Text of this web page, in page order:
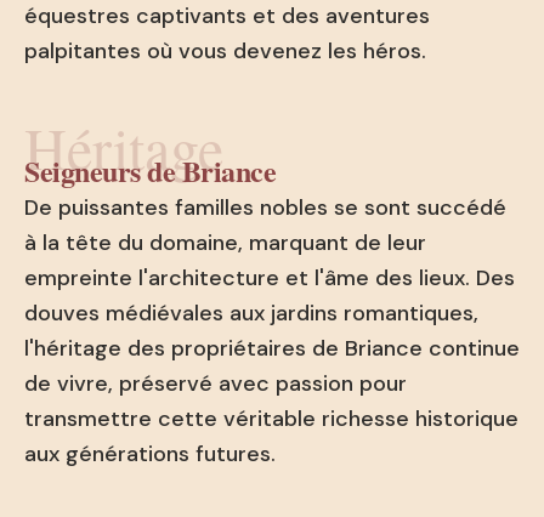
équestres captivants et des aventures
palpitantes où vous devenez les héros.
Héritage
Seigneurs de Briance
De puissantes familles nobles se sont succédé
à la tête du domaine, marquant de leur
empreinte l'architecture et l'âme des lieux. Des
douves médiévales aux jardins romantiques,
l'héritage des propriétaires de Briance continue
de vivre, préservé avec passion pour
transmettre cette véritable richesse historique
aux générations futures.